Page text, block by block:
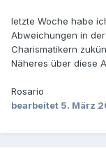
letzte Woche habe
Abweichungen in
Charismatikern
Näheres über diese
Rosario
bearbeitet 5. März